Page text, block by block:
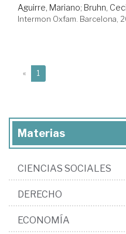
Aguirre, Mariano; Bruhn,
Intermon Oxfam. Barcelona,
« 1
Materias
CIENCIAS SOCIALES
DERECHO
ECONOMÍA